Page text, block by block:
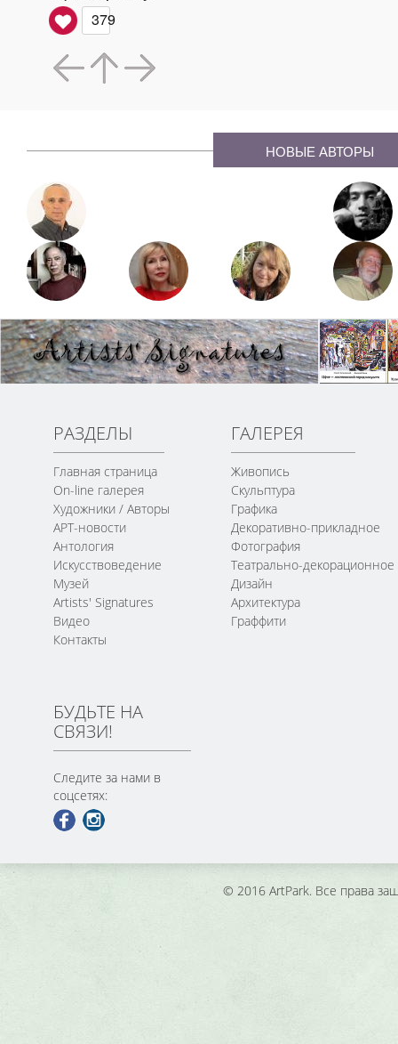
379
НОВЫЕ АВТОРЫ
РАЗДЕЛЫ
Главная страница
On-line галерея
Художники / Авторы
АРТ-новости
Антология
Искусствоведение
Музей
Artists' Signatures
Видео
Контакты
ГАЛЕРЕЯ
Живопись
Скульптура
Графика
Декоративно-прикладное
Фотография
Театрально-декорационное
Дизайн
Архитектура
Граффити
БУДЬТЕ НА
СВЯЗИ!
Следите за нами в
соцсетях:
© 2016 ArtPark. Все права